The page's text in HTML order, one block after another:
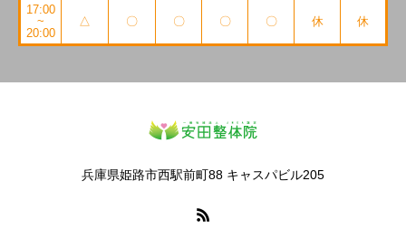
17:00
~
20:00
△ 〇 〇 〇 〇 休 休
兵庫県姫路市西駅前町88 キャスパビル205